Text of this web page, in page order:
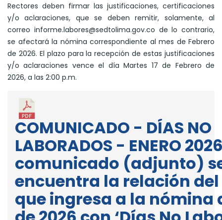
Rectores deben firmar las justificaciones, certificaciones
y/o aclaraciones, que se deben remitir, solamente, al
correo informe.labores@sedtolima.gov.co de lo contrario,
se afectará la nómina correspondiente al mes de Febrero
de 2026. El plazo para la recepción de estas justificaciones
y/o aclaraciones vence el día Martes 17 de Febrero de
2026, a las 2:00 p.m.
COMUNICADO - DÍAS NO
LABORADOS - ENERO
comunicado (adjunto)
encuentra la relación
que ingresa a la nómina